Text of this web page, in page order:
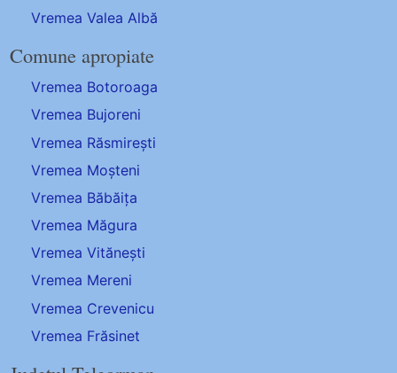
Vremea Valea Albă
Comune apropiate
Vremea Botoroaga
Vremea Bujoreni
Vremea Răsmirești
Vremea Moșteni
Vremea Băbăița
Vremea Măgura
Vremea Vitănești
Vremea Mereni
Vremea Crevenicu
Vremea Frăsinet